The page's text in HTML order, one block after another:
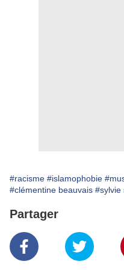
#racisme #islamophobie
#clémentine beauvais #sylvie
Partager